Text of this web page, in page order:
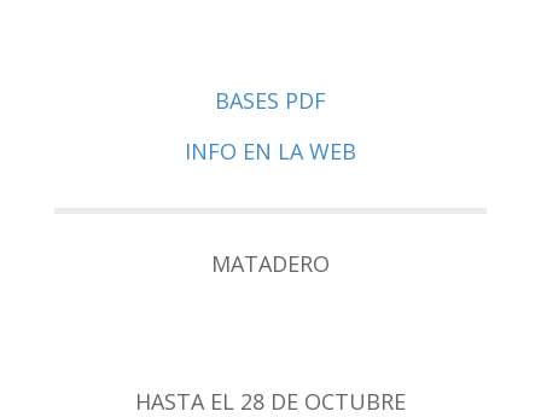
BASES PDF
INFO EN LA WEB
MATADERO
HASTA EL 28 DE OCTUBRE